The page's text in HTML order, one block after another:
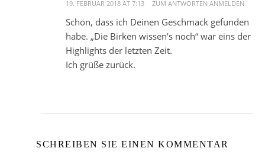
19. FEBRUAR 2018 AT 7:13 ZUM ANTWORTEN ANMELDEN
Schön, dass ich Deinen Geschmack gefunden
habe. „Die Birken wissen’s noch“ war eins der
Highlights der letzten Zeit.
Ich grüße zurück.
SCHREIBEN SIE EINEN KOMMENTAR